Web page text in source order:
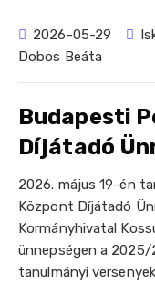
2026-05-29
Dobos Beáta
Budapesti
Díjátadó
2026. május 19-én
Központ Díjátadó
Kormányhivatal
ünnepségen a
tanulmányi